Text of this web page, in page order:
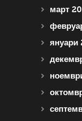
март
януари